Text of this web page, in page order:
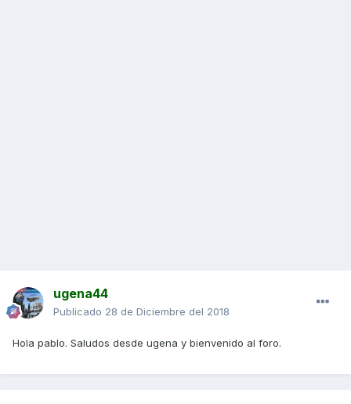
ugena44
Publicado 28 de Diciembre del 2018
Hola pablo. Saludos desde ugena y bienvenido al foro.